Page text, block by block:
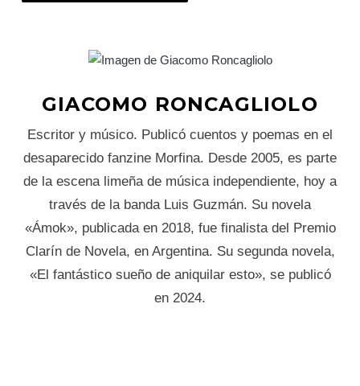
GIACOMO RONCAGLIOLO
Escritor y músico. Publicó cuentos y poemas en el
desaparecido fanzine Morfina. Desde 2005, es parte
de la escena limeña de música independiente, hoy a
través de la banda Luis Guzmán. Su novela
«Ámok», publicada en 2018, fue finalista del Premio
Clarín de Novela, en Argentina. Su segunda novela,
«El fantástico sueño de aniquilar esto», se publicó
en 2024.